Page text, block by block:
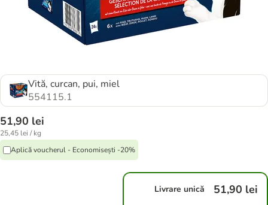
Vită, curcan, pui, miel
554115.1
51,90 lei
25,45 lei / kg
Aplică voucherul - Economisești -20%
Livrare unică 51,90 lei